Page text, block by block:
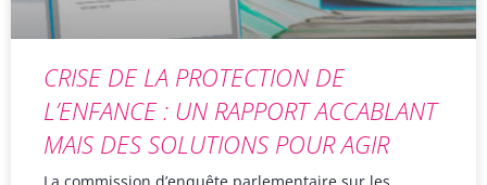
CRISE DE LA PROTECTION DE
L’ENFANCE : UN RAPPORT ACCABLANT
MAIS DES SOLUTIONS POUR AGIR